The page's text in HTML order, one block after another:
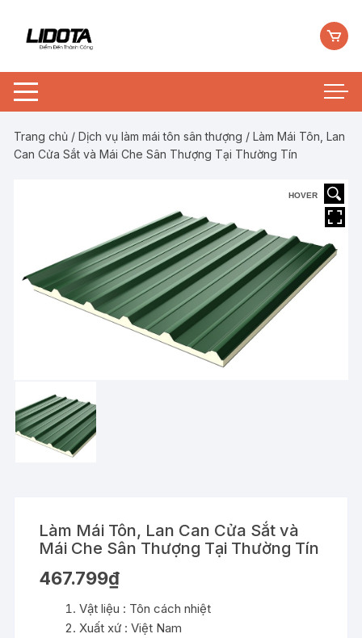
Trang chủ /Dịch vụ làm mái tôn sân thượng / Làm Mái Tôn, Lan
Can Cửa Sắt và Mái Che Sân Thượng Tại Thường Tín
HOVER
Làm Mái Tôn, Lan Can Cửa Sắt và
Mái Che Sân Thượng Tại Thường Tín
467.799₫
Vật liệu : Tôn cách nhiệt
Xuất xứ : Việt Nam